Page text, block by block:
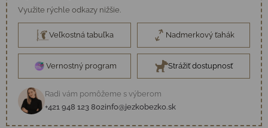
Využite rýchle odkazy nižšie.
Veľkostná tabuľka Nadmerkový ťahák
Vernostný program Strážiť dostupnosť
Radi vám pomôžeme s výberom
+421 948 123 802info@jezkobezko.sk